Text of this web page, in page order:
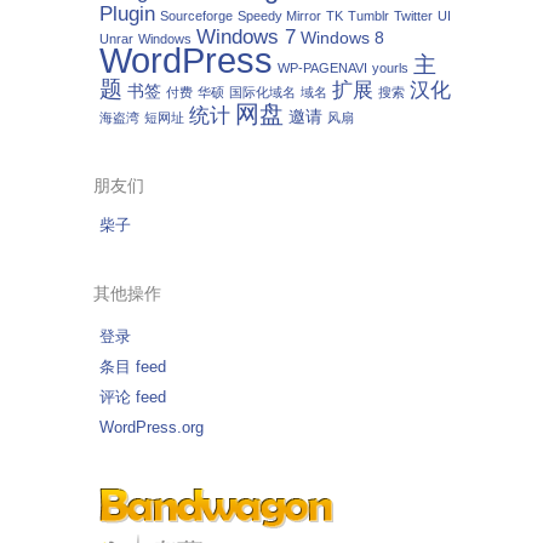
Plugin Sourceforge Speedy Mirror TK Tumblr Twitter UI
Unrar Windows Windows 7 Windows 8
WordPress WP-PAGENAVI yourls 主
题 书签 付费 华硕 国际化域名 域名 扩展 搜索 汉化
海盗湾 短网址 统计 网盘 邀请 风扇
朋友们
柴子
其他操作
登录
条目 feed
评论 feed
WordPress.org